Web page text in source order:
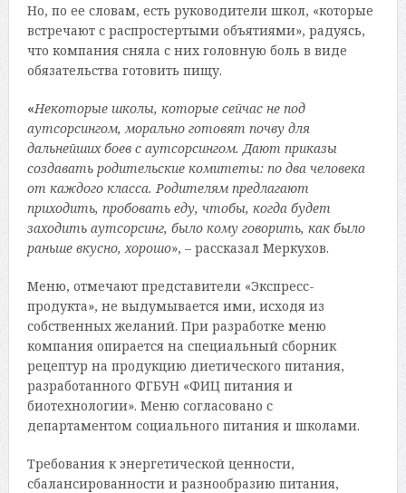
Но, по ее словам, есть руководители школ, «которые
встречают с распростертыми объятиями», радуясь,
что компания сняла с них головную боль в виде
обязательства готовить пищу.
«Некоторые школы, которые сейчас не под
аутсорсингом, морально готовят почву для
дальнейших боев с аутсорсингом. Дают приказы
создавать родительские комитеты: по два человека
от каждого класса. Родителям предлагают
приходить, пробовать еду, чтобы, когда будет
заходить аутсорсинг, было кому говорить, как было
раньше вкусно, хорошо», – рассказал Меркухов.
Меню, отмечают представители «Экспресс-
продукта», не выдумывается ими, исходя из
собственных желаний. При разработке меню
компания опирается на специальный сборник
рецептур на продукцию диетического питания,
разработанного ФГБУН «ФИЦ питания и
биотехнологии». Меню согласовано с
департаментом социального питания и школами.
Требования к энергетической ценности,
сбалансированности и разнообразию питания,